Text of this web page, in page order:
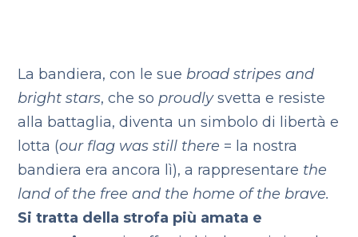
La bandiera, con le sue broad stripes and
bright stars, che so proudlysvetta e resiste
alla battaglia, diventa un simbolo di libertà e
lotta (our flag was still there = la nostra
bandiera era ancora lì), a rappresentare the
land of the free and the home of the brave.
Si tratta della strofa più amata e